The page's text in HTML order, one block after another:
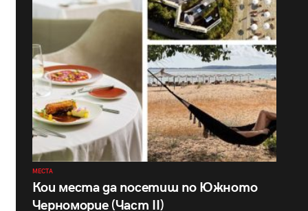
МЕСТА
Кои места да посетиш по Южното
Черноморие (Част II)